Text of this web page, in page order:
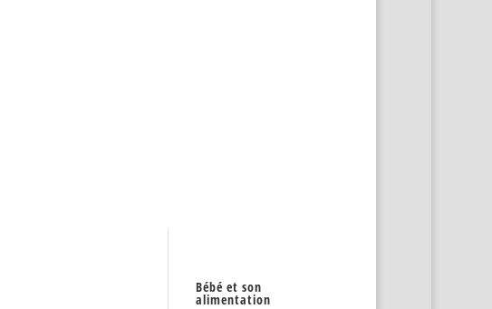
Bébé et son
alimentation